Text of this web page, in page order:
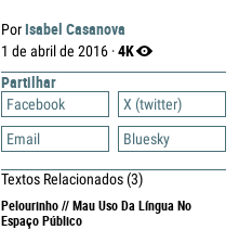
Por Isabel Casanova
1 de abril de 2016 ·4K
Partilhar
Facebook
X (twitter)
Email
Bluesky
Textos Relacionados(3)
Pelourinho // Mau Uso Da Língua No
Espaço Público